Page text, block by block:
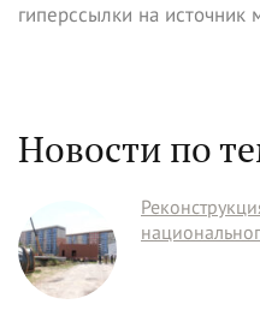
гиперссылки на источник
Новости по